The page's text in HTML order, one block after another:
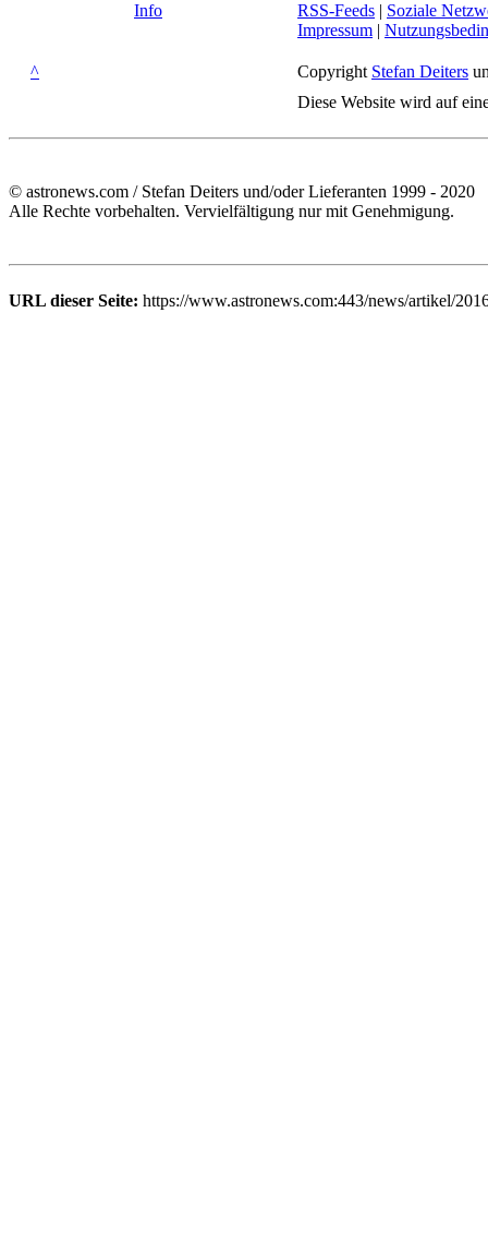
Info
RSS-Feeds | Soziale
Impressum |
^ Copyright Stefan Deiters
Diese Website wird auf
© astronews.com / Stefan Deiters und/oder Lieferanten 1999 - 2020
Alle Rechte vorbehalten. Vervielfältigung nur mit Genehmigung.
URL dieser Seite: https://www.astronews.com:443/news/artikel/